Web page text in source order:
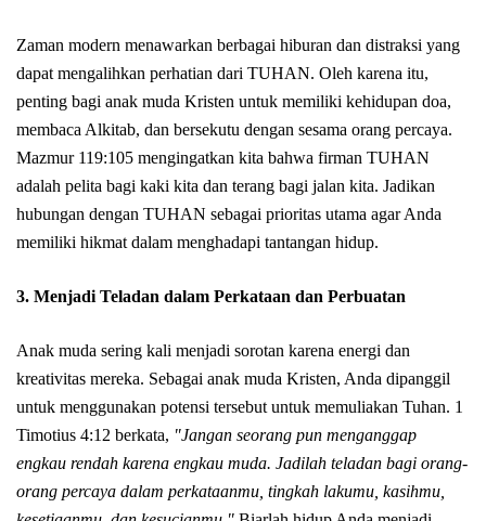
Zaman modern menawarkan berbagai hiburan dan distraksi yang
dapat mengalihkan perhatian dari TUHAN. Oleh karena itu,
penting bagi anak muda Kristen untuk memiliki kehidupan doa,
membaca Alkitab, dan bersekutu dengan sesama orang percaya.
Mazmur 119:105 mengingatkan kita bahwa firman TUHAN
adalah pelita bagi kaki kita dan terang bagi jalan kita. Jadikan
hubungan dengan TUHAN sebagai prioritas utama agar Anda
memiliki hikmat dalam menghadapi tantangan hidup.
3. Menjadi Teladan dalam Perkataan dan Perbuatan
Anak muda sering kali menjadi sorotan karena energi dan
kreativitas mereka. Sebagai anak muda Kristen, Anda dipanggil
untuk menggunakan potensi tersebut untuk memuliakan Tuhan. 1
Timotius 4:12 berkata, "Jangan seorang pun menganggap
engkau rendah karena engkau muda. Jadilah teladan bagi orang-
orang percaya dalam perkataanmu, tingkah lakumu, kasihmu,